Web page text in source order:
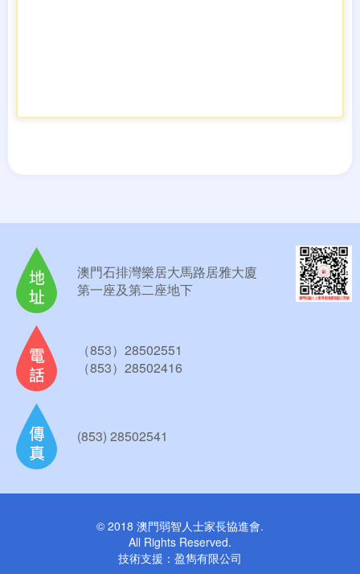
澳門石排灣樂居大馬路居雅大廈
第一座及第二座地下
（853）28502551
（853）28502416
(853) 28502541
© 2018 澳門弱智人士家長協進會.
All Rights Reserved.
技術支援： 盈雋有限公司